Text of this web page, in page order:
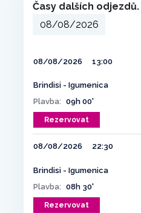
Časy dalších
08/08/2026 13:00
Brindisi - Igumenica
Plavba: 09h 00'
Rezervovat
08/08/2026 22:30
Brindisi - Igumenica
Plavba: 08h 30'
Rezervovat